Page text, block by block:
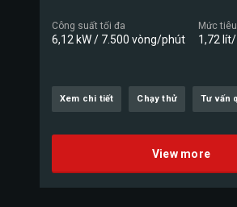
Công suất tối đa
6,12 kW / 7.500 vòng/phút
Mức
1,72
Xem chi tiết Chạy thử Tư vấn
View more